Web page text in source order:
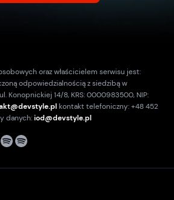
oraz właścicielem serwisu jest:
odpowiedzialnością z siedzibą w
Konopnickiej 14/8, KRS: 0000983500, NIP:
kontakt telefoniczny: +48 452
danych:iod@devstyle.pl